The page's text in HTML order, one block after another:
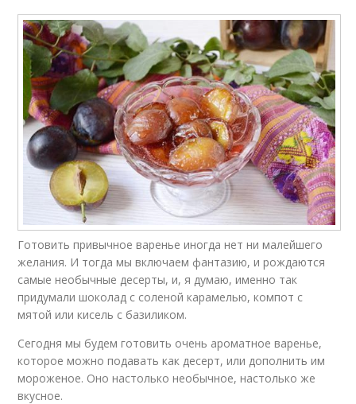
Готовить привычное варенье иногда нет ни малейшего
желания. И тогда мы включаем фантазию, и рождаются
самые необычные десерты, и, я думаю, именно так
придумали шоколад с соленой карамелью, компот с
мятой или кисель с базиликом.
Сегодня мы будем готовить очень ароматное варенье,
которое можно подавать как десерт, или дополнить им
мороженое. Оно настолько необычное, настолько же
вкусное.